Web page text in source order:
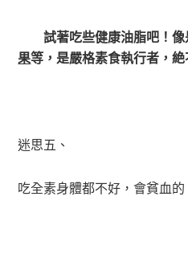
試著吃些健康油脂吧！像
果等，是嚴格素食執行者，絶
迷思五、
吃全素身體都不好，會貧血的